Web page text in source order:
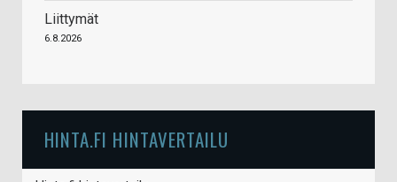
Liittymät
6.8.2026
HINTA.FI HINTAVERTAILU